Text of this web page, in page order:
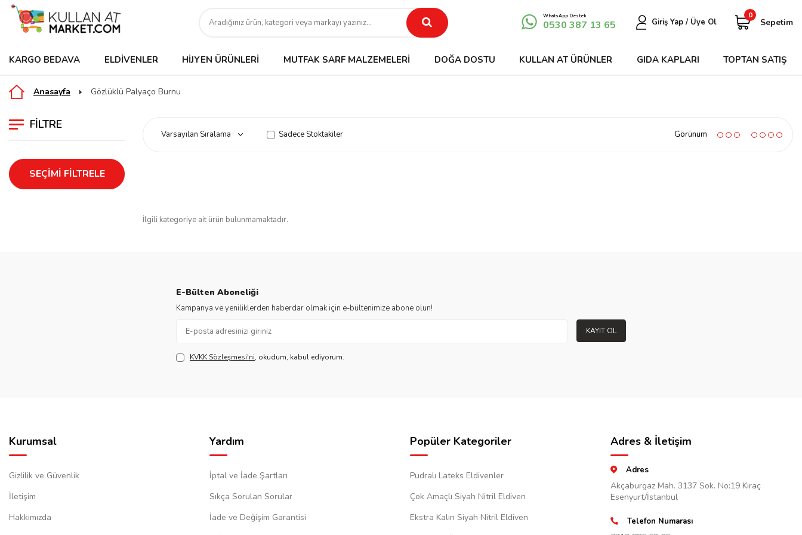
WhatsApp Destek
0530 387 13 65 Giriş Yap / Üye Ol
0
Sepetim
KARGO BEDAVA ELDIVENLER HIJYEN ÜRÜNLERI MUTFAK SARF MALZEMELERI DOĞA DOSTU KULLAN AT ÜRÜNLER GIDA KAPLARI TOPTAN SATIŞ
Anasayfa Gözlüklü Palyaço Burnu
FILTRE
SEÇIMI FILTRELE
Sadece Stoktakiler Görünüm
İlgili kategoriye ait ürün bulunmamaktadır.
E-Bülten Aboneliği
Kampanya ve yeniliklerden haberdar olmak için e-bültenimize abone olun!
KAYIT OL
KVKK Sözleşmesi'ni, okudum, kabul ediyorum.
Kurumsal
Gizlilik ve Güvenlik
İletişim
Hakkımızda
Yardım
İptal ve İade Şartları
Sıkça Sorulan Sorular
İade ve Değişim Garantisi
Popüler Kategoriler
Pudralı Lateks Eldivenler
Çok Amaçlı Siyah Nitril Eldiven
Ekstra Kalın Siyah Nitril Eldiven
Adres & İletişim
Adres
Akçaburgaz Mah. 3137 Sok. No:19 Kıraç
Esenyurt/İstanbul
Telefon Numarası